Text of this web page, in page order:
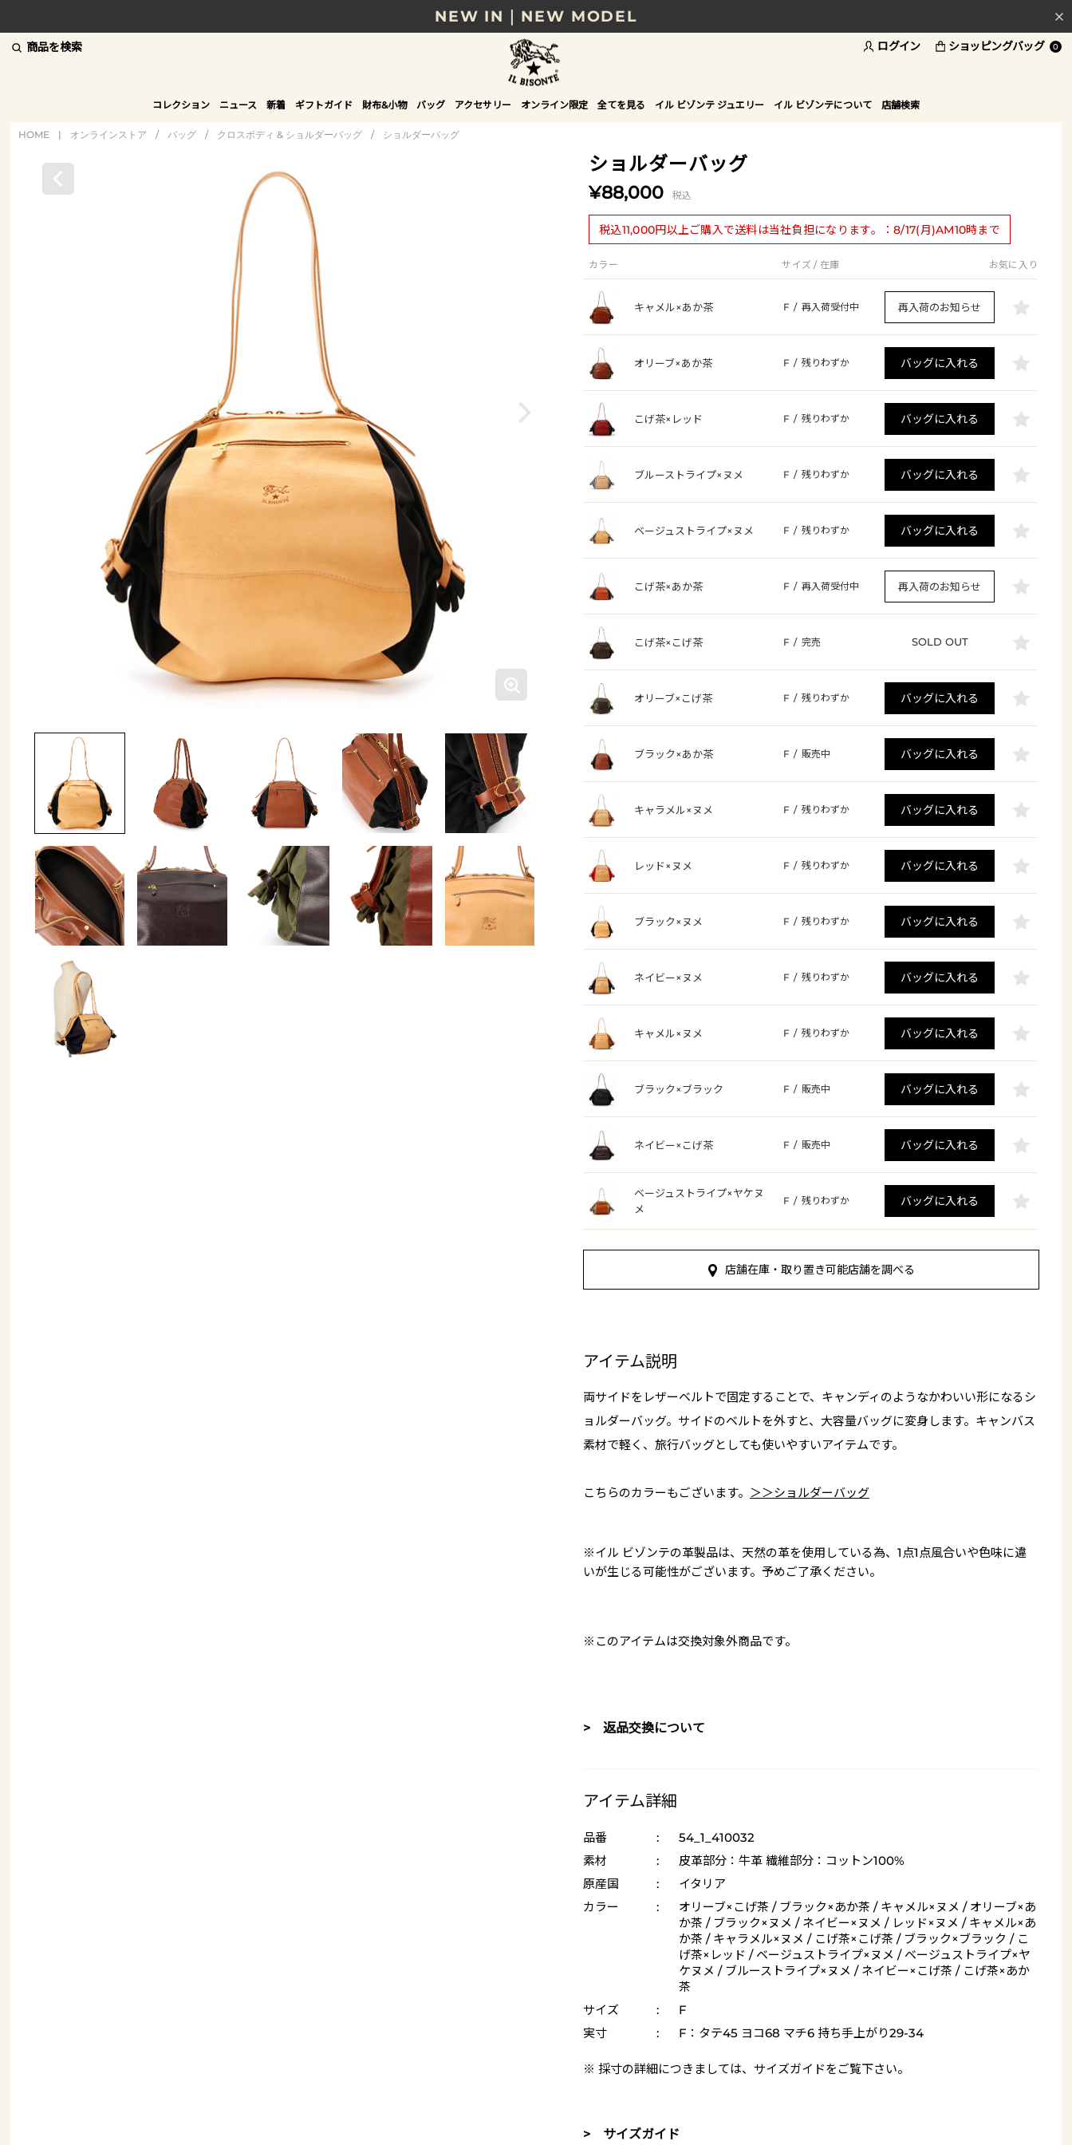
8/17(月)10時まで｜税込11,000円以上で送料無料
贈る相手やシーンから選べる、新しいギフトガイド
NEW IN｜COLOR LEATHER
商品を検索 ログイン ショッピングバッグ 0
コレクション ニュース 新着 ギフトガイド 財布&小物 バッグ アクセサリー オンライン限定 全てを見る イル ビゾンテ ジュエリー イル ビゾンテについて 店舗検索
HOME | オンラインストア / バッグ / クロスボディ & ショルダーバッグ / ショルダーバッグ
ショルダーバッグ
¥88,000 税込
税込11,000円以上ご購入で送料は当社負担になります。：8/17(月)AM10時まで
カラー サイズ / 在庫 お気に入り
キャメル×あか茶 F / 再入荷受付中 再入荷のお知らせ
オリーブ×あか茶 F / 残りわずか バッグに入れる
こげ茶×レッド F / 残りわずか バッグに入れる
ブルーストライプ×ヌメ F / 残りわずか バッグに入れる
ベージュストライプ×ヌメ F / 残りわずか バッグに入れる
こげ茶×あか茶 F / 再入荷受付中 再入荷のお知らせ
こげ茶×こげ茶 F / 完売 SOLD OUT
オリーブ×こげ茶 F / 残りわずか バッグに入れる
ブラック×あか茶 F / 販売中 バッグに入れる
キャラメル×ヌメ F / 残りわずか バッグに入れる
レッド×ヌメ F / 残りわずか バッグに入れる
ブラック×ヌメ F / 残りわずか バッグに入れる
ネイビー×ヌメ F / 残りわずか バッグに入れる
キャメル×ヌメ F / 残りわずか バッグに入れる
ブラック×ブラック F / 販売中 バッグに入れる
ネイビー×こげ茶 F / 販売中 バッグに入れる
ベージュストライプ×ヤケヌ
メ
F / 残りわずか バッグに入れる
店舗在庫・取り置き可能店舗を調べる
アイテム説明
両サイドをレザーベルトで固定することで、キャンディのようなかわいい形になるシ
ョルダーバッグ。サイドのベルトを外すと、大容量バッグに変身します。キャンバス
素材で軽く、旅行バッグとしても使いやすいアイテムです。
こちらのカラーもございます。 ＞＞ショルダーバッグ
※イル ビゾンテの革製品は、天然の革を使用している為、1点1点風合いや色味に違
いが生じる可能性がございます。予めご了承ください。
※このアイテムは交換対象外商品です。
> 返品交換について
アイテム詳細
品番 :
54_1_410032
素材
:
皮革部分：牛革 繊維部分：コットン100%
原産国
:
イタリア
カラー
:
オリーブ×こげ茶 / ブラック×あか茶 / キャメル×ヌメ / オリーブ×あ
か茶 / ブラック×ヌメ / ネイビー×ヌメ / レッド×ヌメ / キャメル×あ
か茶 / キャラメル×ヌメ / こげ茶×こげ茶 / ブラック×ブラック / こ
げ茶×レッド / ベージュストライプ×ヌメ / ベージュストライプ×ヤ
ケヌメ / ブルーストライプ×ヌメ / ネイビー×こげ茶 / こげ茶×あか
茶
サイズ
:
F
実寸
: F：タテ45 ヨコ68 マチ6 持ち手上がり29-34
※ 採寸の詳細につきましては、 サイズガイドをご覧下さい。
> サイズガイド